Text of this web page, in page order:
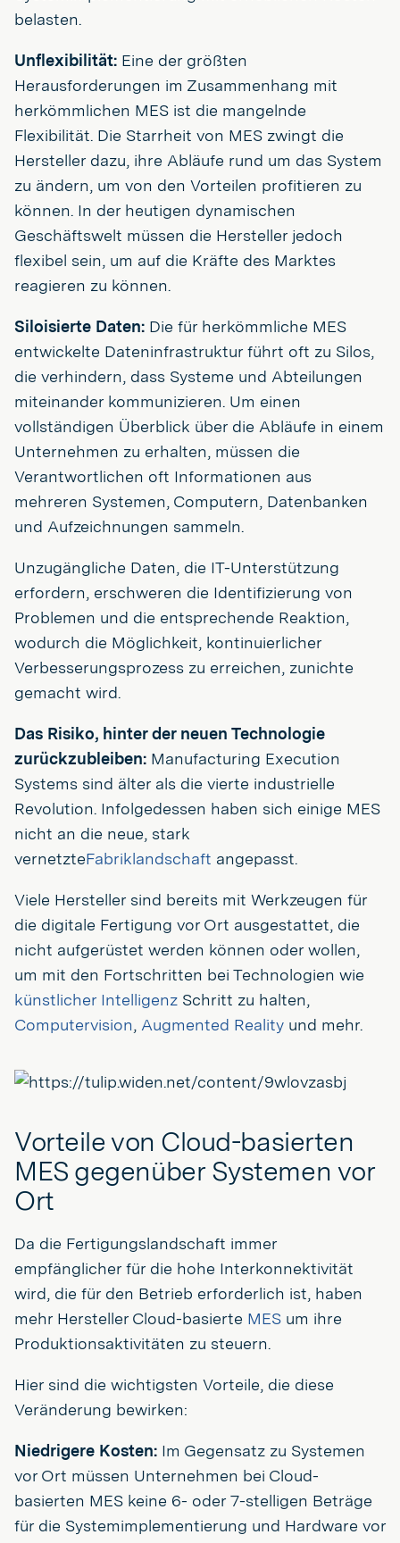
belasten.
Unflexibilität: Eine der größten
Herausforderungen im Zusammenhang mit
herkömmlichen MES ist die mangelnde
Flexibilität. Die Starrheit von MES zwingt die
Hersteller dazu, ihre Abläufe rund um das System
zu ändern, um von den Vorteilen profitieren zu
können. In der heutigen dynamischen
Geschäftswelt müssen die Hersteller jedoch
flexibel sein, um auf die Kräfte des Marktes
reagieren zu können.
Siloisierte Daten: Die für herkömmliche MES
entwickelte Dateninfrastruktur führt oft zu Silos,
die verhindern, dass Systeme und Abteilungen
miteinander kommunizieren. Um einen
vollständigen Überblick über die Abläufe in einem
Unternehmen zu erhalten, müssen die
Verantwortlichen oft Informationen aus
mehreren Systemen, Computern, Datenbanken
und Aufzeichnungen sammeln.
Unzugängliche Daten, die IT-Unterstützung
erfordern, erschweren die Identifizierung von
Problemen und die entsprechende Reaktion,
wodurch die Möglichkeit, kontinuierlicher
Verbesserungsprozess zu erreichen, zunichte
gemacht wird.
Das Risiko, hinter der neuen Technologie
zurückzubleiben: Manufacturing Execution
Systems sind älter als die vierte industrielle
Revolution. Infolgedessen haben sich einige MES
nicht an die neue, stark
vernetzteFabriklandschaft angepasst.
Viele Hersteller sind bereits mit Werkzeugen für
die digitale Fertigung vor Ort ausgestattet, die
nicht aufgerüstet werden können oder wollen,
um mit den Fortschritten bei Technologien wie
künstlicher Intelligenz Schritt zu halten,
Computervision, Augmented Reality und mehr.
Vorteile von Cloud-basierten
MES gegenüber Systemen vor
Ort
Da die Fertigungslandschaft immer
empfänglicher für die hohe Interkonnektivität
wird, die für den Betrieb erforderlich ist, haben
mehr Hersteller Cloud-basierte MES um ihre
Produktionsaktivitäten zu steuern.
Hier sind die wichtigsten Vorteile, die diese
Veränderung bewirken:
Niedrigere Kosten: Im Gegensatz zu Systemen
vor Ort müssen Unternehmen bei Cloud-
basierten MES keine 6- oder 7-stelligen Beträge
für die Systemimplementierung und Hardware vor